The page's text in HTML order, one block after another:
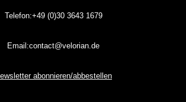
Telefon:+49 (0)3036431679
Email:contact@velorian.de
abonnieren/abbestellen